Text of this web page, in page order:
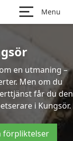
Menu
en utmaning –
Men om du
får du den
i Kungsör.
förpliktelser